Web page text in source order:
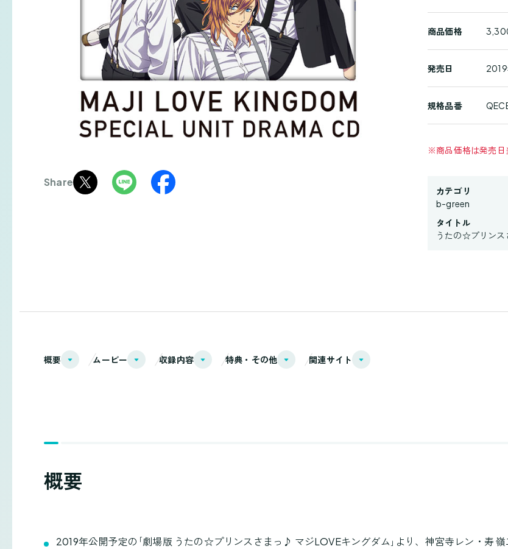
Share
細
商品価格
発売日
規格品番
※商品価格は発売日
カテゴリ
b-green
タイトル
うたの☆プリン
概要 ムービー 収録内容 特典・その他 関連サイト
概要
2019年公開予定の｢劇場版 うたの☆プリンスさまっ♪ マジLOVEキングダム｣より、神宮寺レン・寿 嶺